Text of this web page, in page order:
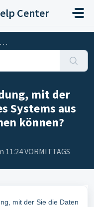
Center
mit der
Systems aus
können?
VORMITTAGS
mit der Sie die Daten